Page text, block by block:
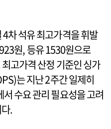
차 석유 최고가격을 휘발
원, 등유 1530원으로
고가격 산정 기준인 싱가
는 지난 2주간 일제히
수요 관리 필요성을 고려
.